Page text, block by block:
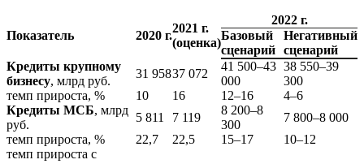
Показатель 2020 г.
2021 г.
(оценка)
2022 г.
Базовый
сценарий
Негативный
сценарий
Кредиты крупному
бизнесу, млрд руб.
31 95837 072
41 500–43
000
38 550–39
300
темп прироста, %
10 16 12–16
4–6
Кредиты МСБ, млрд
руб.
5 811 7 119
8 200–8
300
7 800–8 000
темп прироста, %
22,7 22,5 15–17
10–12
темп прироста с